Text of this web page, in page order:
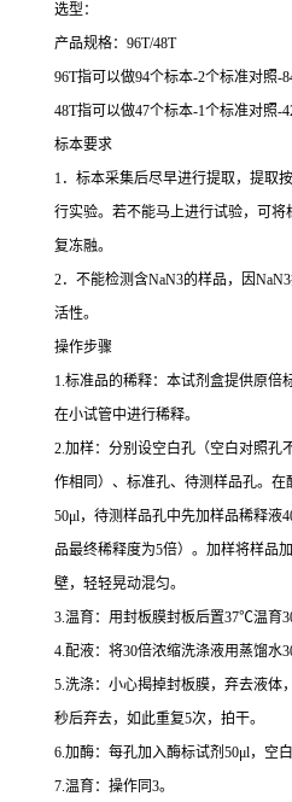
选型：
产品规格： 96T/48T
96T指可以做94个标本-2个标准对照-
48T指可以做47个标本-1个标准对照-
标本要求
1．标本采集后尽早进行提取，提取
行实验。若不能马上进行试验，可将
复冻融。
2．不能检测含NaN3的样品，因NaN3
活性。
操作步骤
1.标准品的稀释：本试剂盒提供原倍
在小试管中进行稀释。
2.加样：分别设空白孔（空白对照孔
作相同）、标准孔、待测样品孔。
50μl，待测样品孔中先加样品稀释液
品最终稀释度为5倍）。加样将样品
壁，轻轻晃动混匀。
3.温育：用封板膜封板后置37℃温育
4.配液：将30倍浓缩洗涤液用蒸馏水
5.洗涤：小心揭掉封板膜，弃去液体
秒后弃去，如此重复5次，拍干。
6.加酶：每孔加入酶标试剂 50μl，空
7.温育：操作同 3。